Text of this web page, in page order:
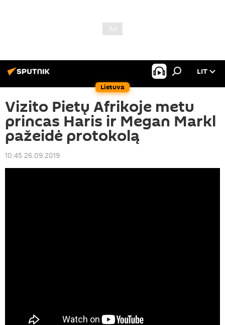
Lietuva
LIT
Vizito Pietų Afrikoje metu
princas Haris ir Megan Markl
pažeidė protokolą
10:45 26.09.2019